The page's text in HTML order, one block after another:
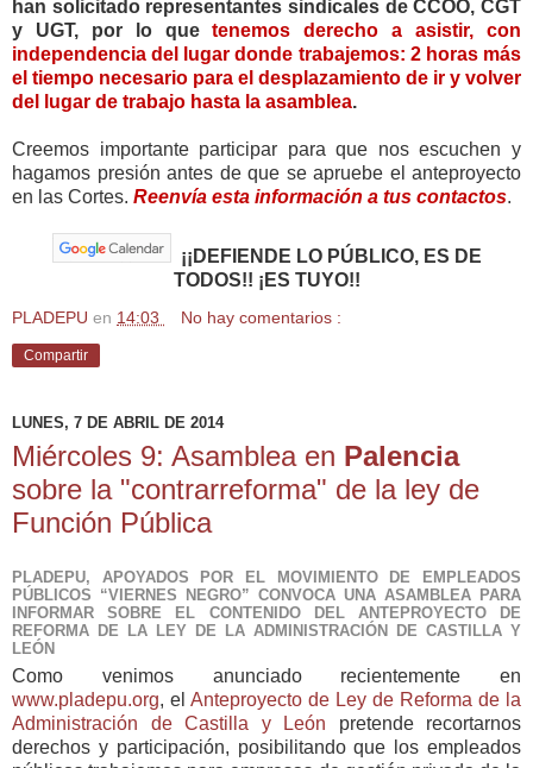
han solicitado representantes sindicales de CCOO, CGT
y UGT, por lo quetenemos derecho a asistir, con
independencia del lugar donde trabajemos: 2 horas más
el tiempo necesario para el desplazamiento de ir y volver
del lugar de trabajo hasta la asamblea.
Creemos importante participar para que nos escuchen y
hagamos presión antes de que se apruebe el anteproyecto
en las Cortes. Reenvía esta información a tus contactos.
¡¡DEFIENDE LO PÚBLICO, ES DE
TODOS!! ¡ES TUYO!!
PLADEPU en 14:03 No hay comentarios :
Compartir
LUNES, 7 DE ABRIL DE 2014
Miércoles 9: Asamblea en Palencia
sobre la "contrarreforma" de la ley de
Función Pública
PLADEPU, APOYADOS POR EL MOVIMIENTO DE EMPLEADOS
PÚBLICOS “VIERNES NEGRO” CONVOCA UNA ASAMBLEA PARA
INFORMAR SOBRE EL CONTENIDO DEL ANTEPROYECTO DE
REFORMA DE LA LEY DE LA ADMINISTRACIÓN DE CASTILLA Y
LEÓN
Como venimos anunciado recientemente en
www.pladepu.org, el Anteproyecto de Ley de Reforma de la
Administración de Castilla y León pretende recortarnos
derechos y participación, posibilitando que los empleados